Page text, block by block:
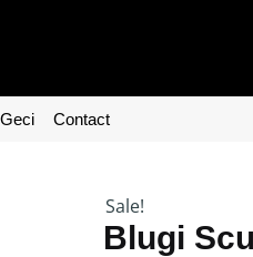
Geci Contact
Sale!
Blugi